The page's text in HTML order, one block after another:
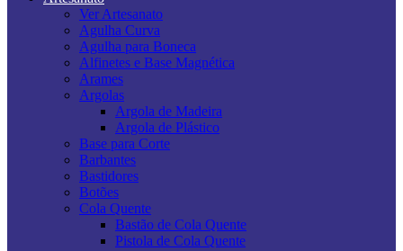
Ver Artesanato
Agulha Curva
Agulha para Boneca
Alfinetes e Base Magnética
Arames
Argolas
Argola de Madeira
Argola de Plástico
Base para Corte
Barbantes
Bastidores
Botões
Cola Quente
Bastão de Cola Quente
Pistola de Cola Quente